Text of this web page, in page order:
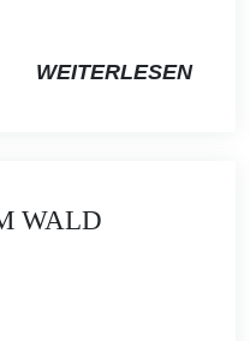
WEITERLESEN
WALD